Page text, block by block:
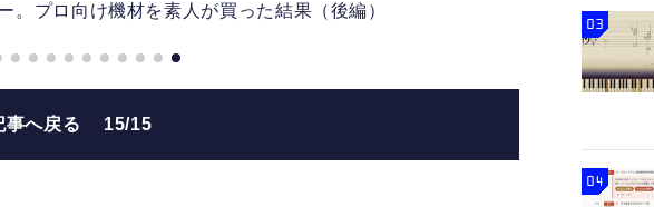
プロ向け機材を素人が買った結果（後編）
事へ戻る 15/15